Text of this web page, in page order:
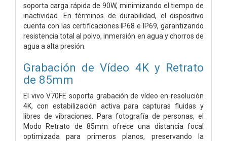
soporta carga rápida de 90W, minimizando el tiempo de
inactividad. En términos de durabilidad, el dispositivo
cuenta con las certificaciones IP68 e IP69, garantizando
resistencia total al polvo, inmersión en agua y chorros de
agua a alta presión.
Grabación de Vídeo 4K y Retrato
de 85mm
El vivo V70FE soporta grabación de vídeo en resolución
4K, con estabilización activa para capturas fluidas y
libres de vibraciones. Para fotografía de personas, el
Modo Retrato de 85mm ofrece una distancia focal
optimizada para primeros planos, preservando la